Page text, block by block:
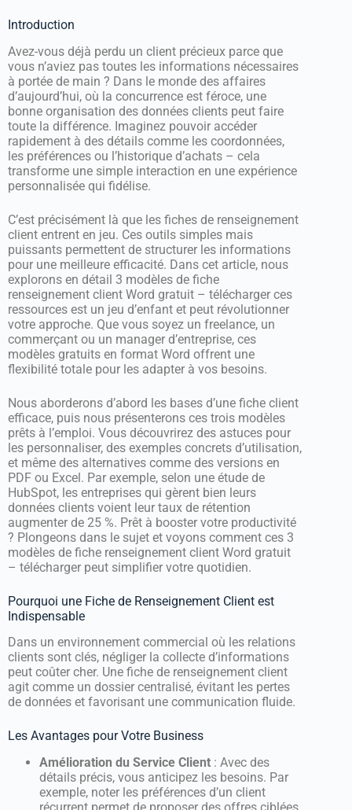
Introduction
Avez-vous déjà perdu un client précieux parce que
vous n’aviez pas toutes les informations nécessaires
à portée de main ? Dans le monde des affaires
d’aujourd’hui, où la concurrence est féroce, une
bonne organisation des données clients peut faire
toute la différence. Imaginez pouvoir accéder
rapidement à des détails comme les coordonnées,
les préférences ou l’historique d’achats – cela
transforme une simple interaction en une expérience
personnalisée qui fidélise.
C’est précisément là que les fiches de renseignement
client entrent en jeu. Ces outils simples mais
puissants permettent de structurer les informations
pour une meilleure efficacité. Dans cet article, nous
explorons en détail 3 modèles de fiche
renseignement client Word gratuit – télécharger ces
ressources est un jeu d’enfant et peut révolutionner
votre approche. Que vous soyez un freelance, un
commerçant ou un manager d’entreprise, ces
modèles gratuits en format Word offrent une
flexibilité totale pour les adapter à vos besoins.
Nous aborderons d’abord les bases d’une fiche client
efficace, puis nous présenterons ces trois modèles
prêts à l’emploi. Vous découvrirez des astuces pour
les personnaliser, des exemples concrets d’utilisation,
et même des alternatives comme des versions en
PDF ou Excel. Par exemple, selon une étude de
HubSpot, les entreprises qui gèrent bien leurs
données clients voient leur taux de rétention
augmenter de 25 %. Prêt à booster votre productivité
? Plongeons dans le sujet et voyons comment ces 3
modèles de fiche renseignement client Word gratuit
– télécharger peut simplifier votre quotidien.
Pourquoi une Fiche de Renseignement Client est
Indispensable
Dans un environnement commercial où les relations
clients sont clés, négliger la collecte d’informations
peut coûter cher. Une fiche de renseignement client
agit comme un dossier centralisé, évitant les pertes
de données et favorisant une communication fluide.
Les Avantages pour Votre Business
Amélioration du Service Client : Avec des
détails précis, vous anticipez les besoins. Par
exemple, noter les préférences d’un client